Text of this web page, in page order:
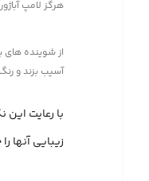
هرگز لامپ
از شوینده های
آسیب بزند و
با رعایت این
زیبایی آنها